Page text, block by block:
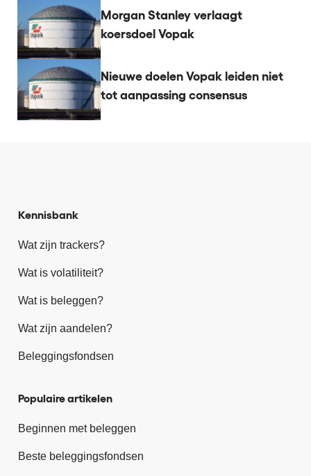
Morgan Stanley verlaagt
koersdoel Vopak
Nieuwe doelen Vopak leiden niet
tot aanpassing consensus
Kennisbank
Wat zijn trackers?
Wat is volatiliteit?
Wat is beleggen?
Wat zijn aandelen?
Beleggingsfondsen
Populaire artikelen
Beginnen met beleggen
Beste beleggingsfondsen